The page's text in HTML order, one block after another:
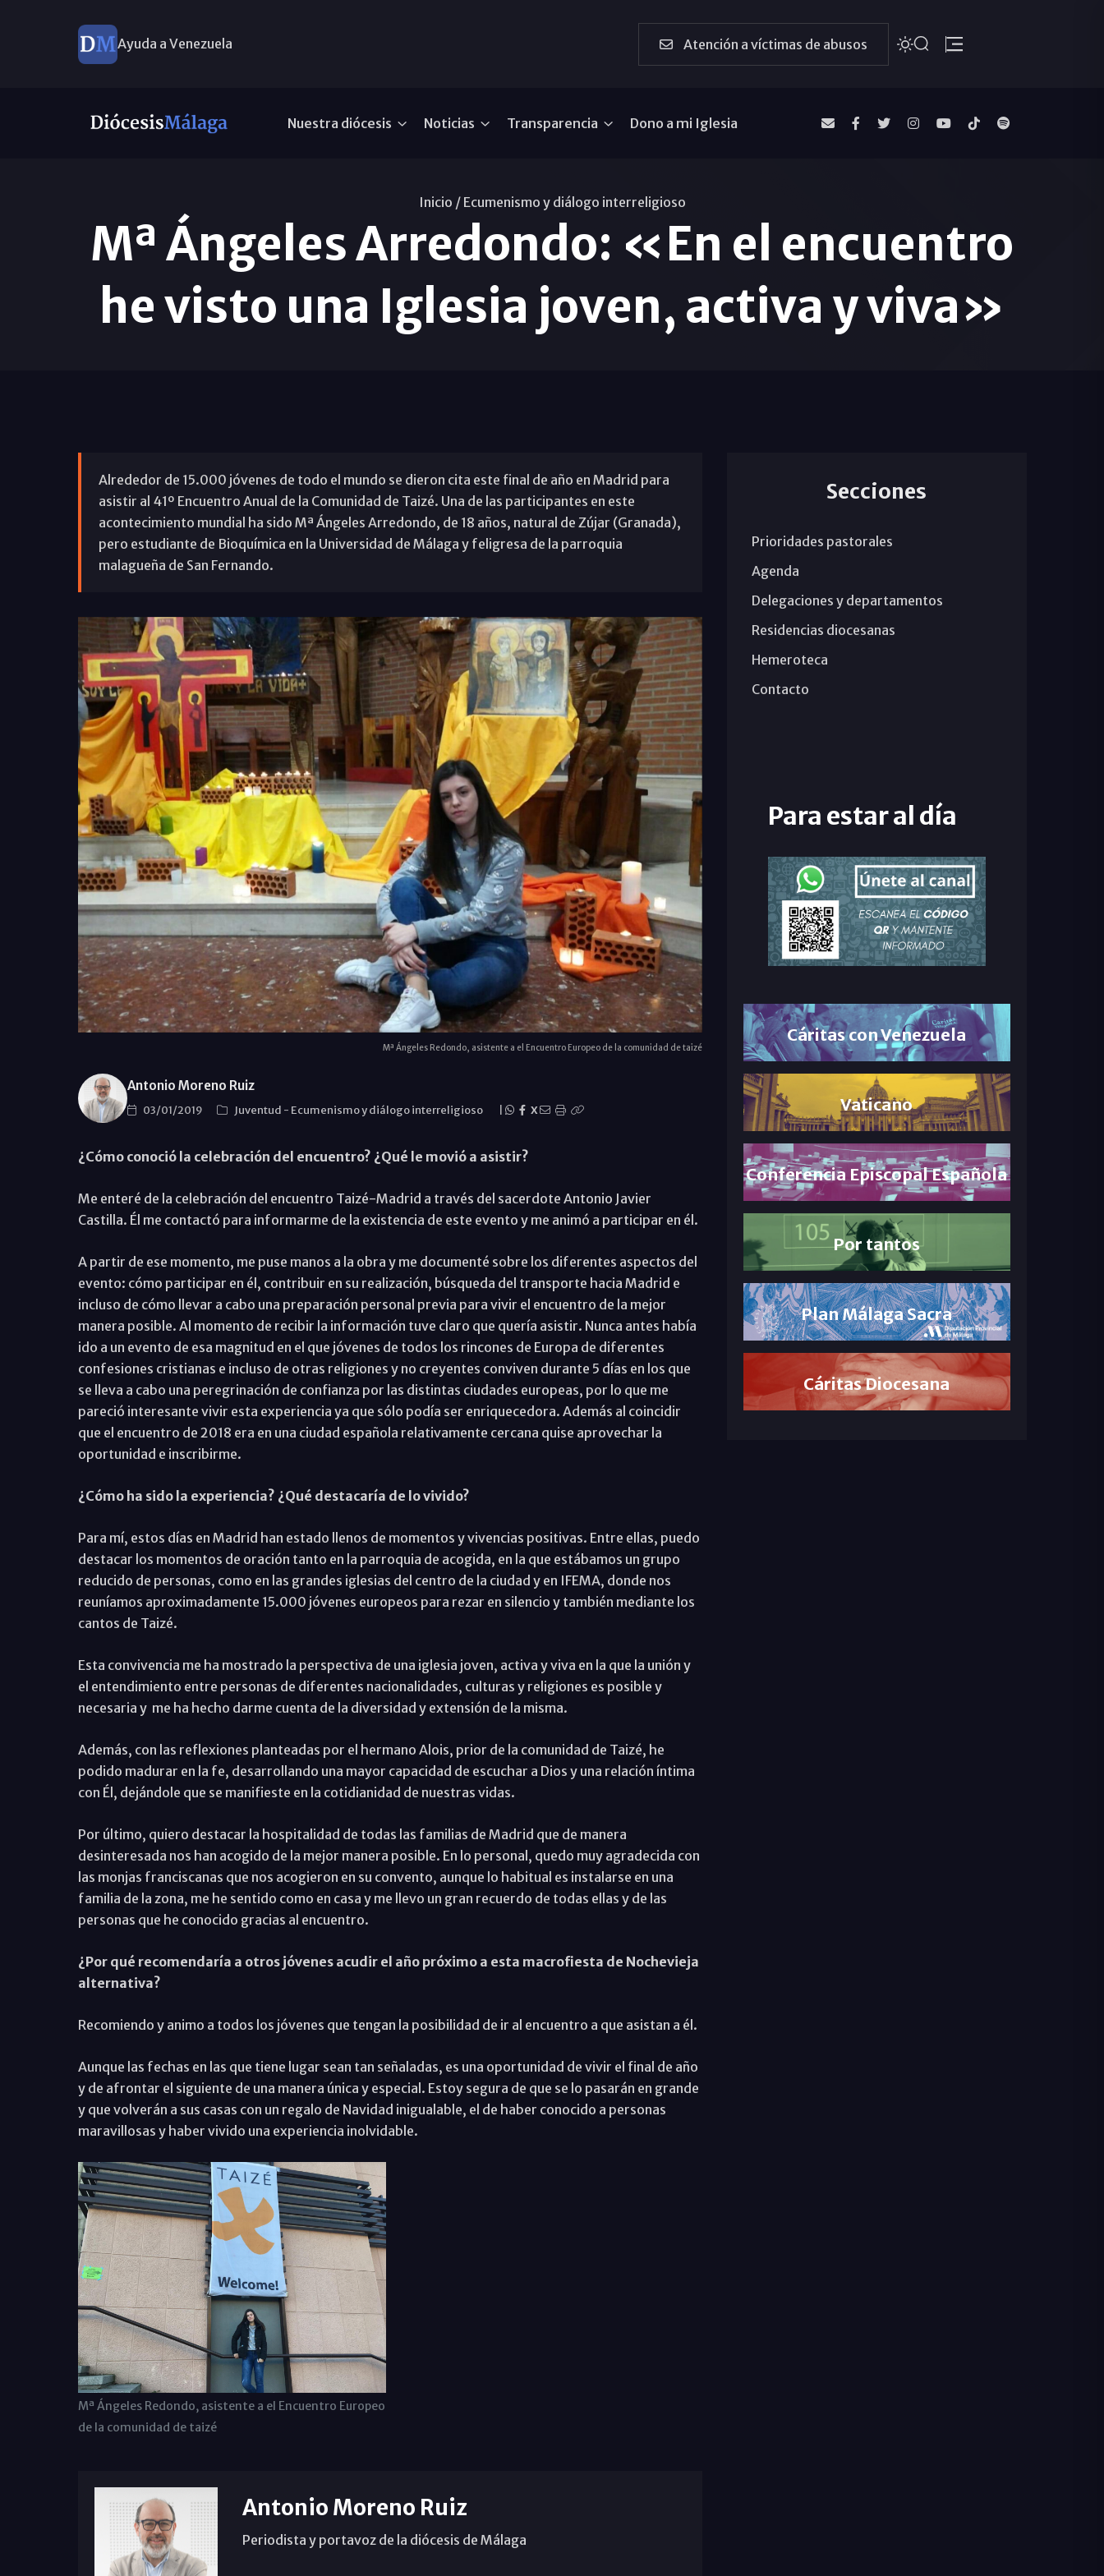
Ayuda a Venezuela Atención a víctimas de abusos
Nuestra diócesis Noticias Transparencia Dono a mi Iglesia
Inicio / Ecumenismo y diálogo interreligioso
Mª Ángeles Arredondo: «En el encuentro
he visto una Iglesia joven, activa y viva»
Alrededor de 15.000 jóvenes de todo el mundo se dieron cita este final de año en Madrid para
asistir al 41º Encuentro Anual de la Comunidad de Taizé. Una de las participantes en este
acontecimiento mundial ha sido Mª Ángeles Arredondo, de 18 años, natural de Zújar (Granada),
pero estudiante de Bioquímica en la Universidad de Málaga y feligresa de la parroquia
malagueña de San Fernando.
Mª Ángeles Redondo, asistente a el Encuentro Europeo de la comunidad de taizé
Antonio Moreno Ruiz
03/01/2019 Juventud - Ecumenismo y diálogo interreligioso X
¿Cómo conoció la celebración del encuentro? ¿Qué le movió a asistir?
Me enteré de la celebración del encuentro Taizé-Madrid a través del sacerdote Antonio Javier
Castilla. Él me contactó para informarme de la existencia de este evento y me animó a participar en él.
A partir de ese momento, me puse manos a la obra y me documenté sobre los diferentes aspectos del
evento: cómo participar en él, contribuir en su realización, búsqueda del transporte hacia Madrid e
incluso de cómo llevar a cabo una preparación personal previa para vivir el encuentro de la mejor
manera posible. Al momento de recibir la información tuve claro que quería asistir. Nunca antes había
ido a un evento de esa magnitud en el que jóvenes de todos los rincones de Europa de diferentes
confesiones cristianas e incluso de otras religiones y no creyentes conviven durante 5 días en los que
se lleva a cabo una peregrinación de confianza por las distintas ciudades europeas, por lo que me
pareció interesante vivir esta experiencia ya que sólo podía ser enriquecedora. Además al coincidir
que el encuentro de 2018 era en una ciudad española relativamente cercana quise aprovechar la
oportunidad e inscribirme.
¿Cómo ha sido la experiencia? ¿Qué destacaría de lo vivido?
Para mí, estos días en Madrid han estado llenos de momentos y vivencias positivas. Entre ellas, puedo
destacar los momentos de oración tanto en la parroquia de acogida, en la que estábamos un grupo
reducido de personas, como en las grandes iglesias del centro de la ciudad y en IFEMA, donde nos
reuníamos aproximadamente 15.000 jóvenes europeos para rezar en silencio y también mediante los
cantos de Taizé.
Esta convivencia me ha mostrado la perspectiva de una iglesia joven, activa y viva en la que la unión y
el entendimiento entre personas de diferentes nacionalidades, culturas y religiones es posible y
necesaria y me ha hecho darme cuenta de la diversidad y extensión de la misma.
Además, con las reflexiones planteadas por el hermano Alois, prior de la comunidad de Taizé, he
podido madurar en la fe, desarrollando una mayor capacidad de escuchar a Dios y una relación íntima
con Él, dejándole que se manifieste en la cotidianidad de nuestras vidas.
Por último, quiero destacar la hospitalidad de todas las familias de Madrid que de manera
desinteresada nos han acogido de la mejor manera posible. En lo personal, quedo muy agradecida con
las monjas franciscanas que nos acogieron en su convento, aunque lo habitual es instalarse en una
familia de la zona, me he sentido como en casa y me llevo un gran recuerdo de todas ellas y de las
personas que he conocido gracias al encuentro.
¿Por qué recomendaría a otros jóvenes acudir el año próximo a esta macrofiesta de Nochevieja
alternativa?
Recomiendo y animo a todos los jóvenes que tengan la posibilidad de ir al encuentro a que asistan a él.
Aunque las fechas en las que tiene lugar sean tan señaladas, es una oportunidad de vivir el final de año
y de afrontar el siguiente de una manera única y especial. Estoy segura de que se lo pasarán en grande
y que volverán a sus casas con un regalo de Navidad inigualable, el de haber conocido a personas
maravillosas y haber vivido una experiencia inolvidable.
Mª Ángeles Redondo, asistente a el Encuentro Europeo
de la comunidad de taizé
Antonio Moreno Ruiz
Periodista y portavoz de la diócesis de Málaga
Secciones
Prioridades pastorales
Agenda
Delegaciones y departamentos
Residencias diocesanas
Hemeroteca
Contacto
Para estar al día
Cáritas con Venezuela
Vaticano
Conferencia Episcopal Española
Por tantos
Plan Málaga Sacra
Cáritas Diocesana